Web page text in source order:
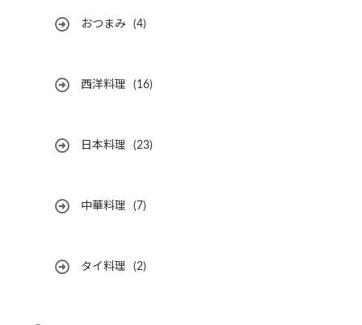
おつまみ (4)
西洋料理 (16)
日本料理 (23)
中華料理 (7)
タイ料理 (2)